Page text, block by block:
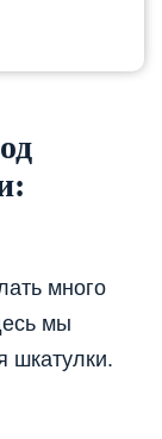
много
мы
шкатулки.